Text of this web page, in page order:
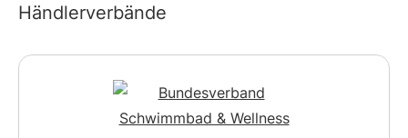
Händlerverbände